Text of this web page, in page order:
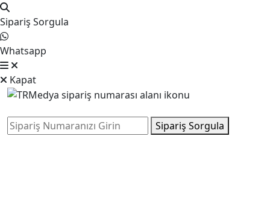
Sipariş Sorgula
Whatsapp
Kapat
Sipariş Sorgula